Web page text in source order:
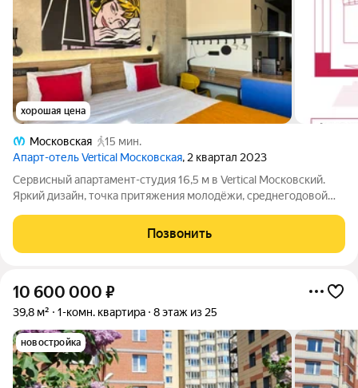
хорошая цена
Московская
15 мин.
Апарт-отель Vertical Московская, 2 квартал 2023
Сервисный апартамент-студия 16,5 м в Vertical Московский.
Яркий дизайн, точка притяжения молодёжи, среднегодовой
студия на 20 этаже 26-этажного апарт-комплекса «Vertical
Московский» по адресу:
Позвонить
10 600 000 ₽
39,8 м² 1-комн. квартира 8 этаж из 25
новостройка